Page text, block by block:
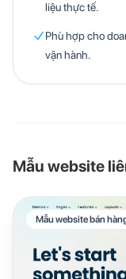
liệu thực tế.
Phù hợp cho
vận hành.
Mẫu website
Mẫu website bán